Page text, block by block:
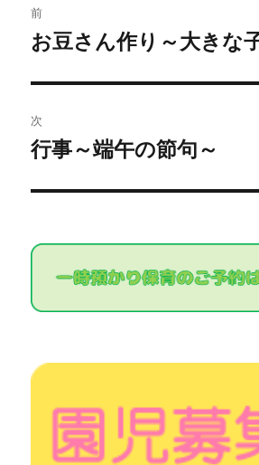
稿
ビ
ゲ
ー
ョ
ン
前
過
の
投
稿:
お豆さん作り～大きな
次
次
投
行事～端午の節句～